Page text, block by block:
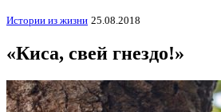
Истории из жизни 25.08.2018
«Киса, свей гнездо!»